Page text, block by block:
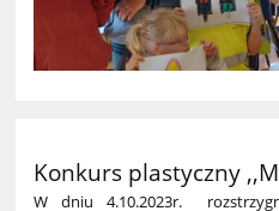
Konkurs plastyczny
W dniu 4.10.2023r.